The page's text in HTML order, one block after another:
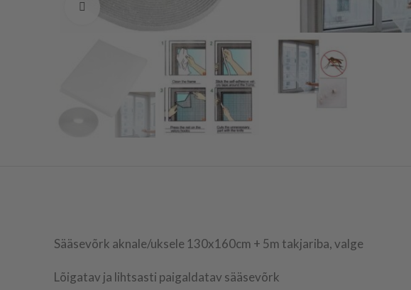
Sääsevõrk aknale/uksele 130x160cm + 5m takjariba, valge
Lõigatav ja lihtsasti paigaldatav sääsevõrk